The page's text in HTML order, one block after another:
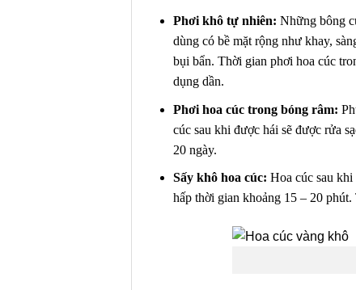
Phơi khô tự nhiên: Những bông
dùng có bề mặt rộng như khay,
bụi bẩn. Thời gian phơi hoa cúc
dụng dần.
Phơi hoa cúc trong bóng râm:
cúc sau khi được hái sẽ được rửa
20 ngày.
Sấy khô hoa cúc: Hoa cúc sau khi
hấp thời gian khoảng 15 – 20